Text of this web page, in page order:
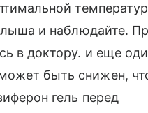
и наблюдайте.
в доктору. и еще
быть снижен,
гель перед